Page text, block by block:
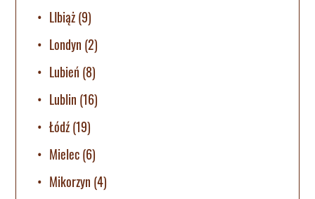
LIbiąż(9)
Londyn (2)
Lubień (8)
Lublin (16)
Łódź(19)
Mielec(6)
Mikorzyn (4)